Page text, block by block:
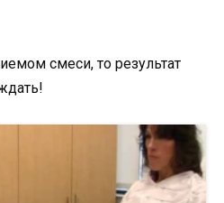
смеси, то результат